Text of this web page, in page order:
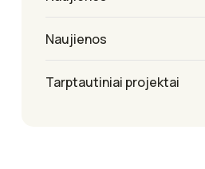
Naujienos
Tarptautiniai projektai